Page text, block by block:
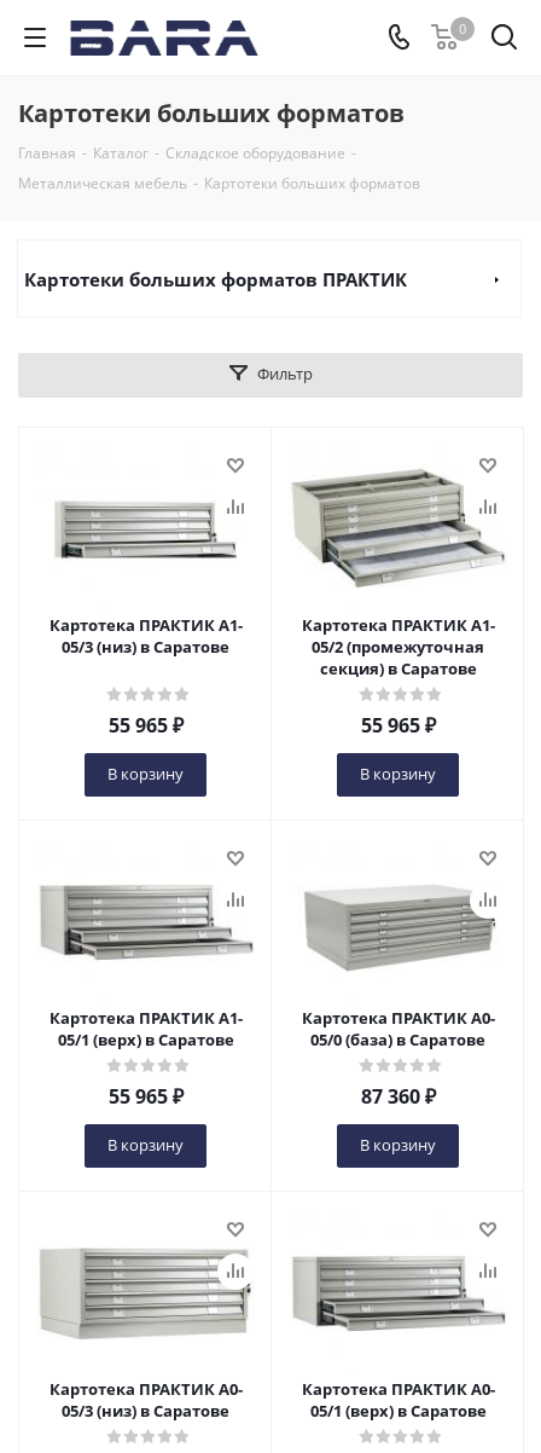
0
Картотеки больших форматов
Главная - Каталог - Складское оборудование -
Металлическая мебель - Картотеки больших форматов
Картотеки больших форматов ПРАКТИК
Фильтр
Картотека ПРАКТИК A1-
05/3 (низ) в Саратове
55 965₽
В корзину
Картотека ПРАКТИК A1-
05/2 (промежуточная
секция) в Саратове
55 965₽
В корзину
Картотека ПРАКТИК A1-
05/1 (верх) в Саратове
55 965₽
В корзину
Картотека ПРАКТИК A0-
05/0 (база) в Саратове
87 360₽
В корзину
Картотека ПРАКТИК А0-
05/3 (низ) в Саратове
Картотека ПРАКТИК А0-
05/1 (верх) в Саратове